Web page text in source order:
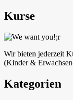
Kurse
Wir bieten jederzeit
(Kinder &
Kategorien